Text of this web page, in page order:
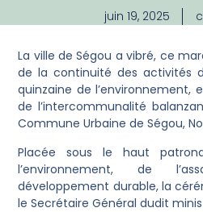
juin 19, 2025
La ville de Ségou a vibré, ce
de la continuité des activités
quinzaine de l’environnement,
de l’intercommunalité
Commune Urbaine de Ségou,
Placée sous le haut
l’environnement, de
développement durable, la
le Secrétaire Général dudit